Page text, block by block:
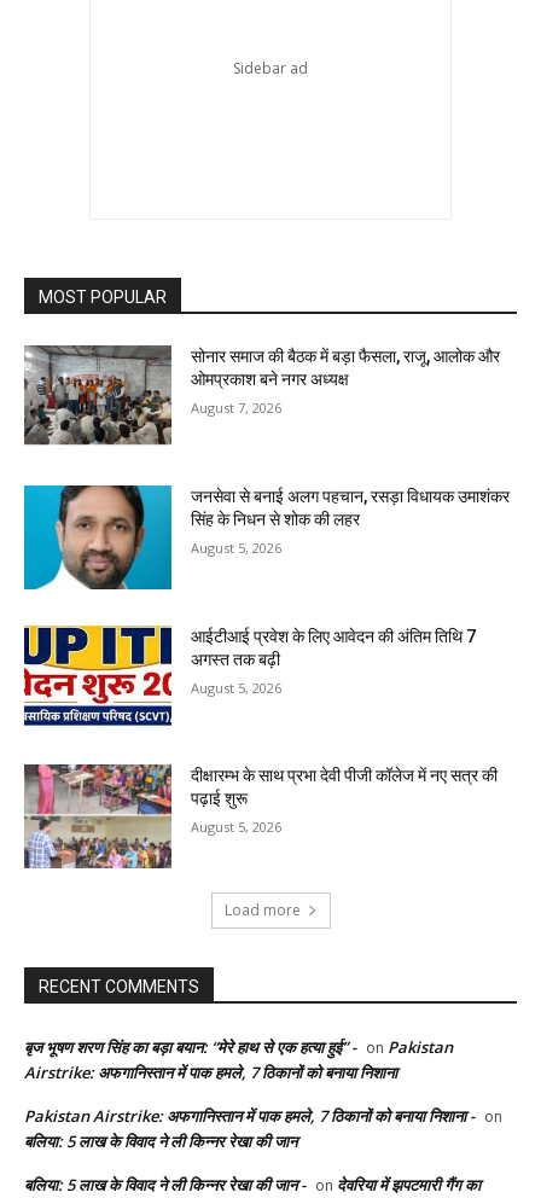
MOST POPULAR
सोनार समाज की बैठक में बड़ा फैसला, राजू, आलोक और
ओमप्रकाश बने नगर अध्यक्ष
August 7, 2026
जनसेवा से बनाई अलग पहचान, रसड़ा विधायक उमाशंकर
सिंह के निधन से शोक की लहर
August 5, 2026
आईटीआई प्रवेश के लिए आवेदन की अंतिम तिथि 7
अगस्त तक बढ़ी
August 5, 2026
दीक्षारम्भ के साथ प्रभा देवी पीजी कॉलेज में नए सत्र की
पढ़ाई शुरू
August 5, 2026
Load more
RECENT COMMENTS
बृज भूषण शरण सिंह का बड़ा बयान: “मेरे हाथ से एक हत्या हुई” - on Pakistan
Airstrike: अफगानिस्तान में पाक हमले, 7 ठिकानों को बनाया निशाना
Pakistan Airstrike: अफगानिस्तान में पाक हमले, 7 ठिकानों को बनाया निशाना - on
बलिया: 5 लाख के विवाद ने ली किन्नर रेखा की जान
बलिया: 5 लाख के विवाद ने ली किन्नर रेखा की जान - on देवरिया में झपटमारी गैंग का